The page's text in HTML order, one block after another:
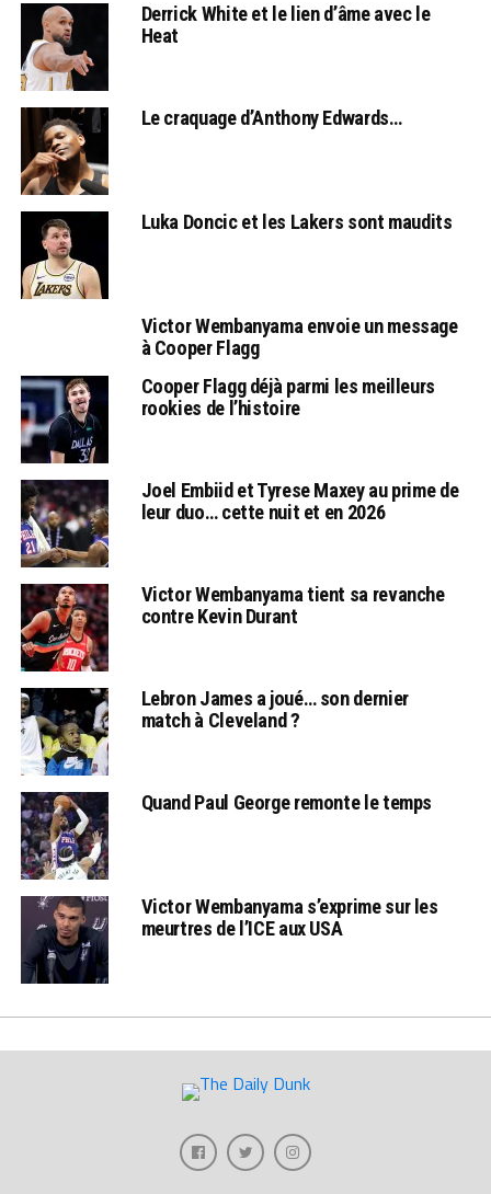
Derrick White et le lien d’âme avec le
Heat
Le craquage d’Anthony Edwards…
Luka Doncic et les Lakers sont maudits
Victor Wembanyama envoie un message
à Cooper Flagg
Cooper Flagg déjà parmi les meilleurs
rookies de l’histoire
Joel Embiid et Tyrese Maxey au prime de
leur duo… cette nuit et en 2026
Victor Wembanyama tient sa revanche
contre Kevin Durant
Lebron James a joué… son dernier
match à Cleveland ?
Quand Paul George remonte le temps
Victor Wembanyama s’exprime sur les
meurtres de l’ICE aux USA